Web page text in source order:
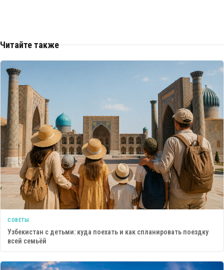
Читайте также
СОВЕТЫ
Узбекистан с детьми: куда поехать и как спланировать поездку
всей семьёй